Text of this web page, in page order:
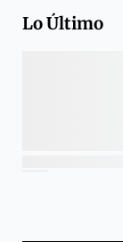
Lo Último